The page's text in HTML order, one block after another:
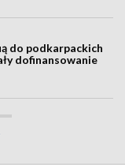
do podkarpackich
dofinansowanie